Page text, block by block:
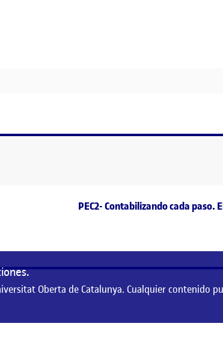
Entrada siguiente
PEC2- Contabilizando cada
Oberta de Catalunya. Cualquier contenido